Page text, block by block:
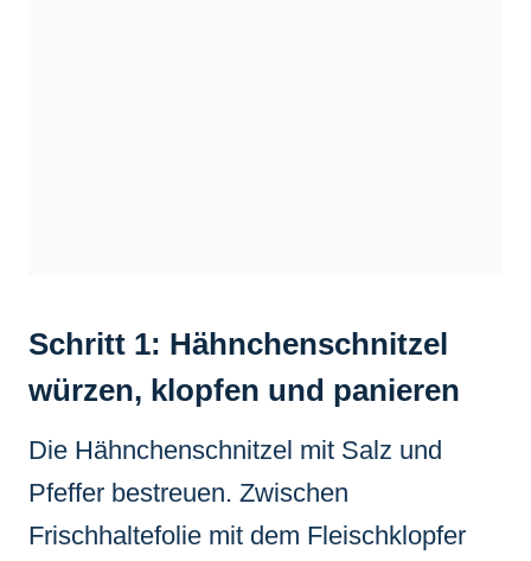
Schritt 1: Hähnchenschnitzel
würzen, klopfen und panieren
Die Hähnchenschnitzel mit Salz und
Pfeffer bestreuen. Zwischen
Frischhaltefolie mit dem Fleischklopfer